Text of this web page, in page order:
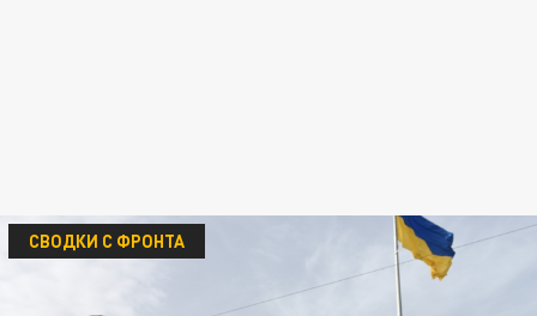
СВОДКИ С ФРОНТА